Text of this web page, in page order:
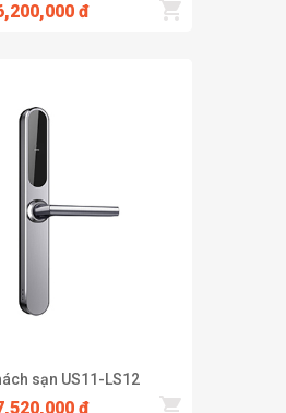
đ
sạn US11-LS12
đ
Bạn có thể chuyển
Cũng chính vì thế, mà